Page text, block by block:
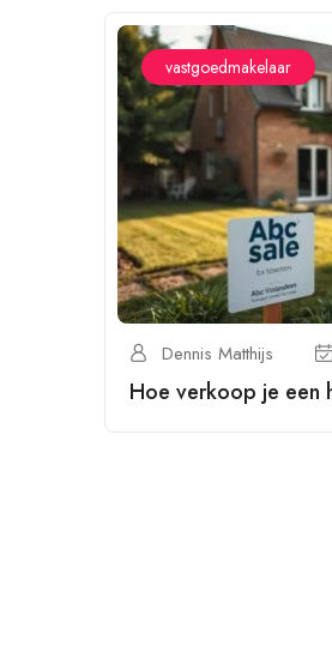
vastgoedmakelaar
Dennis Matthijs
Hoe verkoop je een